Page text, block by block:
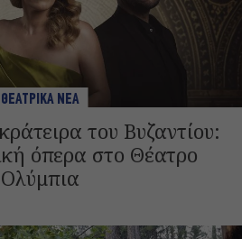
ΘΕΑΤΡΙΚΑ ΝΕΑ
του Βυζαντίου:
όπερα στο Θέατρο
Ολύμπια